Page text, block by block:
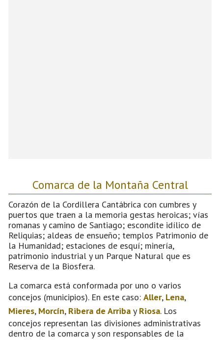
Comarca de la Montaña Central
Corazón de la Cordillera Cantábrica con cumbres y
puertos que traen a la memoria gestas heroicas; vías
romanas y camino de Santiago; escondite idílico de
Reliquias; aldeas de ensueño; templos Patrimonio de
la Humanidad; estaciones de esquí; minería,
patrimonio industrial y un Parque Natural que es
Reserva de la Biosfera.
La comarca está conformada por uno o varios
concejos (municipios). En este caso: Aller, Lena,
Mieres, Morcín, Ribera de Arriba y Riosa. Los
concejos representan las divisiones administrativas
dentro de la comarca y son responsables de la